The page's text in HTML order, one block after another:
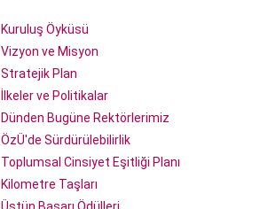
Kuruluş Öyküsü
Vizyon ve Misyon
Stratejik Plan
İlkeler ve Politikalar
Dünden Bugüne Rektörlerimiz
ÖzÜ'de Sürdürülebilirlik
Toplumsal Cinsiyet Eşitliği Planı
Kilometre Taşları